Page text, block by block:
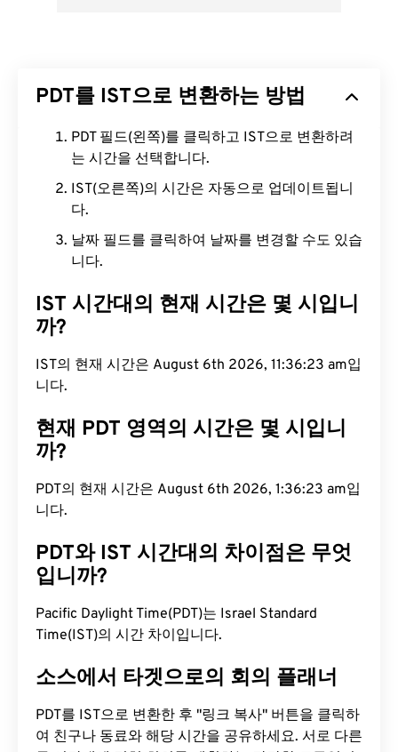
PDT를 IST으로 변환하는 방법
PDT 필드(왼쪽)를 클릭하고 IST으로 변환하려
는 시간을 선택합니다.
IST(오른쪽)의 시간은 자동으로 업데이트됩니
다.
날짜 필드를 클릭하여 날짜를 변경할 수도 있습
니다.
IST 시간대의 현재 시간은 몇 시입니
까?
IST의 현재 시간은 August 6th 2026, 11:36:24 am입
니다.
현재 PDT 영역의 시간은 몇 시입니
까?
PDT의 현재 시간은 August 6th 2026, 1:36:24 am입
니다.
PDT와 IST 시간대의 차이점은 무엇
입니까?
Pacific Daylight Time(PDT)는 Israel Standard
Time(IST)의 시간 차이입니다.
소스에서 타겟으로의 회의 플래너
PDT를 IST으로 변환한 후 "링크 복사" 버튼을 클릭하
여 친구나 동료와 해당 시간을 공유하세요. 서로 다른